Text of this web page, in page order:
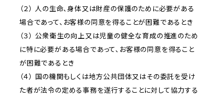
（２） 人の生命、身体又は財産の保護のために必要がある
場合であって、お客様の同意を得ることが困難であるとき
（３） 公衆衛生の向上又は児童の健全な育成の推進のため
に特に必要がある場合であって、お客様の同意を得ること
が困難であるとき
（４） 国の機関もしくは地方公共団体又はその委託を受け
た者が法令の定める事務を遂行することに対して協力する